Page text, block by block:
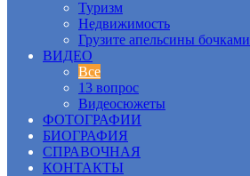
Туризм
Недвижимость
Грузите апельсины бочками
ВИДЕО
Все
13 вопрос
Видеосюжеты
ФОТОГРАФИИ
БИОГРАФИЯ
СПРАВОЧНАЯ
КОНТАКТЫ